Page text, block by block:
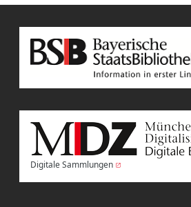
Digitale Sammlungen